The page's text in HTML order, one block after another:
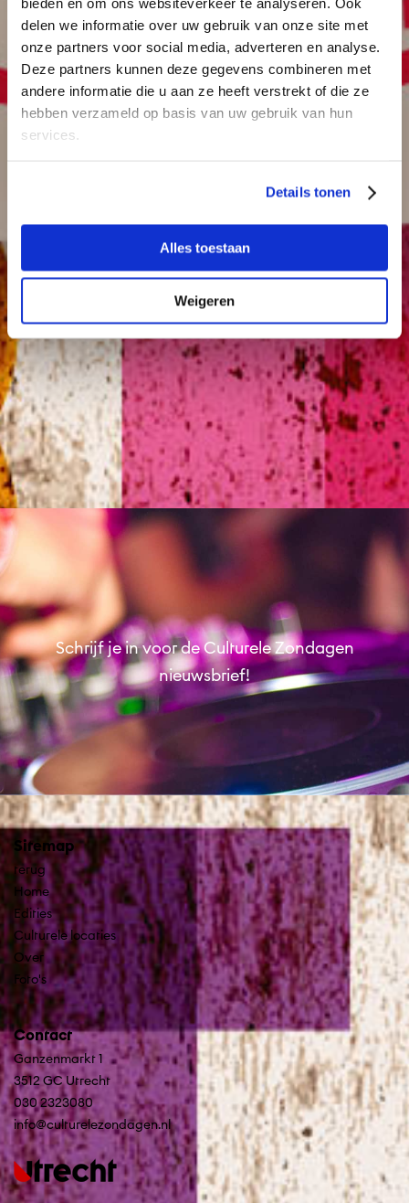
delen we informatie over uw gebruik van onze site met
onze partners voor social media, adverteren en analyse.
Deze partners kunnen deze gegevens combineren met
andere informatie die u aan ze heeft verstrekt of die ze
hebben verzameld op basis van uw gebruik van hun
services.
Details tonen
Alles toestaan
Weigeren
Concert Las Músicas
Wijkfestival Hoograven
Muziek
Schrijf je in voor de Culturele Zondagen
nieuwsbrief!
Sitemap
terug
Home
Edities
Culturele locaties
Over
Foto's
Contact
Ganzenmarkt 1
3512 GC Utrecht
030 2323080
info@culturelezondagen.nl